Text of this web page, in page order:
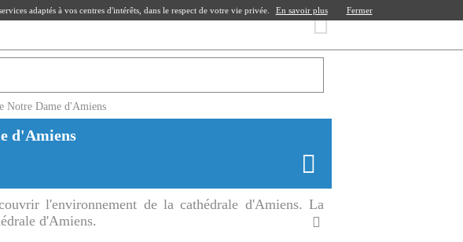
Notre Dame d'Amiens
d'Amiens
l'environnement de la cathédrale d'Amiens. La
d'Amiens.
adaptés à vos centres d'intérêts, dans le respect de votre vie privée. En savoir plus Fermer